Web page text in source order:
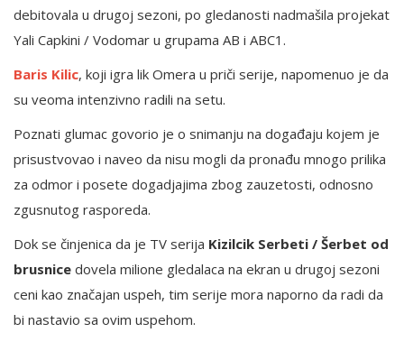
debitovala u drugoj sezoni, po gledanosti nadmašila projekat
Yali Capkini / Vodomar u grupama AB i ABC1.
Baris Kilic, koji igra lik Omera u priči serije, napomenuo je da
su veoma intenzivno radili na setu.
Poznati glumac govorio je o snimanju na događaju kojem je
prisustvovao i naveo da nisu mogli da pronađu mnogo prilika
za odmor i posete dogadjajima zbog zauzetosti, odnosno
zgusnutog rasporeda.
Dok se činjenica da je TV serija Kizilcik Serbeti / Šerbet od
brusnice dovela milione gledalaca na ekran u drugoj sezoni
ceni kao značajan uspeh, tim serije mora naporno da radi da
bi nastavio sa ovim uspehom.